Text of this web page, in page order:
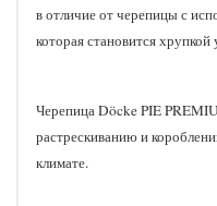
в отличие от черепицы с
которая становится
Черепица Döcke PIE
растрескиванию и
климате.